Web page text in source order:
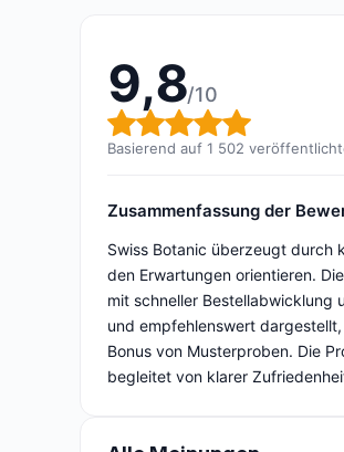
9,8/10
Basierend auf 1 502
Zusammenfassung der
Swiss Botanic überzeugt durch
den Erwartungen orientieren.
mit schneller Bestellabwicklung
und empfehlenswert
Bonus von Musterproben. Die
begleitet von klarer